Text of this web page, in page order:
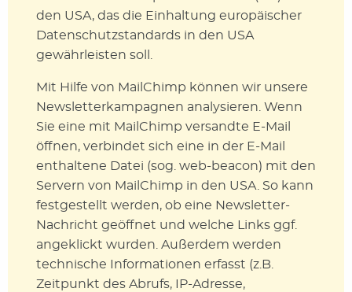
den USA, das die Einhaltung europäischer
Datenschutzstandards in den USA
gewährleisten soll.
Mit Hilfe von MailChimp können wir unsere
Newsletterkampagnen analysieren. Wenn
Sie eine mit MailChimp versandte E-Mail
öffnen, verbindet sich eine in der E-Mail
enthaltene Datei (sog. web-beacon) mit den
Servern von MailChimp in den USA. So kann
festgestellt werden, ob eine Newsletter-
Nachricht geöffnet und welche Links ggf.
angeklickt wurden. Außerdem werden
technische Informationen erfasst (z.B.
Zeitpunkt des Abrufs, IP-Adresse,